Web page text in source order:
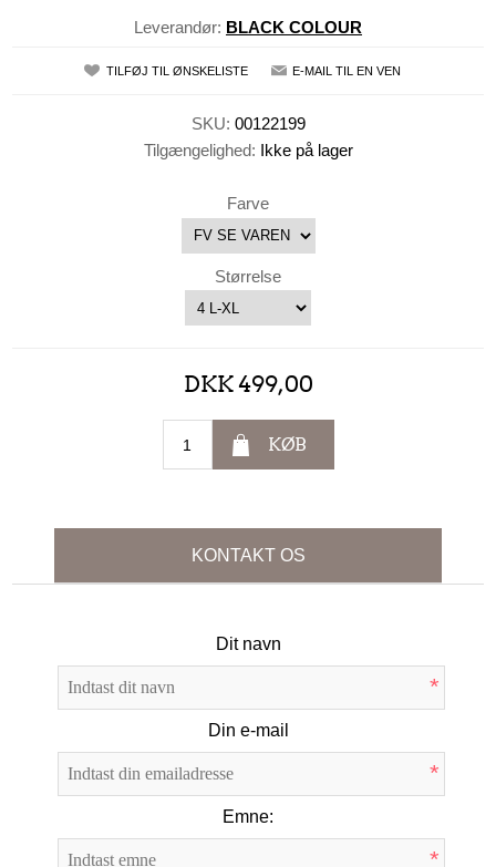
Leverandør: BLACK COLOUR
TILFØJ TIL ØNSKELISTE E-MAIL TIL EN VEN
SKU: 00122199
Tilgængelighed: Ikke på lager
Farve
Størrelse
DKK 499,00
KØB
KONTAKT OS
Dit navn
*
Din e-mail
*
Emne:
*